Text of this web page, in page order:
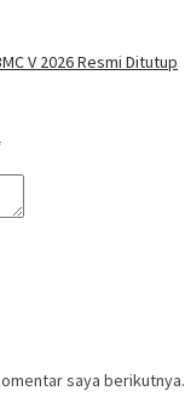
V 2026 Resmi Ditutup
saya berikutnya.